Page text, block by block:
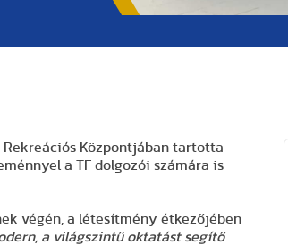
Központjában tartotta
a TF dolgozói számára is
végén, a létesítmény étkezőjében
a világszintű oktatást segítő